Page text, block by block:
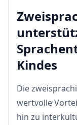
Kindes
Die
wertvolle
hin zu